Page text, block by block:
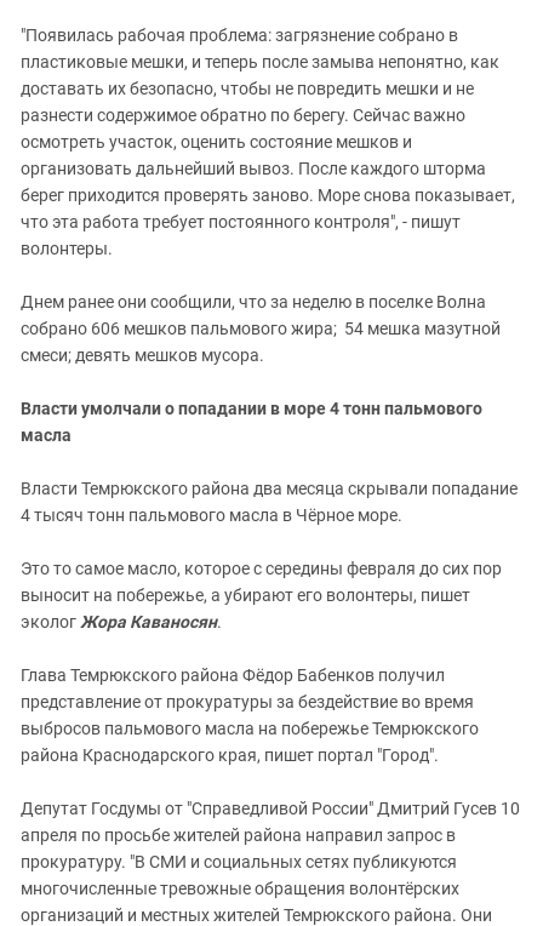
"Появилась рабочая проблема: загрязнение собрано в
пластиковые мешки, и теперь после замыва непонятно, как
доставать их безопасно, чтобы не повредить мешки и не
разнести содержимое обратно по берегу. Сейчас важно
осмотреть участок, оценить состояние мешков и
организовать дальнейший вывоз. После каждого шторма
берег приходится проверять заново. Море снова показывает,
что эта работа требует постоянного контроля", - пишут
волонтеры.
Днем ранее они сообщили, что за неделю в поселке Волна
собрано 606 мешков пальмового жира; 54 мешка мазутной
смеси; девять мешков мусора.
Власти умолчали о попадании в море 4 тонн пальмового
масла
Власти Темрюкского района два месяца скрывали попадание
4 тысяч тонн пальмового масла в Чёрное море.
Это то самое масло, которое с середины февраля до сих пор
выносит на побережье, а убирают его волонтеры, пишет
эколог Жора Каваносян.
Глава Темрюкского района Фёдор Бабенков получил
представление от прокуратуры за бездействие во время
выбросов пальмового масла на побережье Темрюкского
района Краснодарского края, пишет портал "Город".
Депутат Госдумы от "Справедливой России" Дмитрий Гусев 10
апреля по просьбе жителей района направил запрос в
прокуратуру. "В СМИ и социальных сетях публикуются
многочисленные тревожные обращения волонтёрских
организаций и местных жителей Темрюкского района. Они